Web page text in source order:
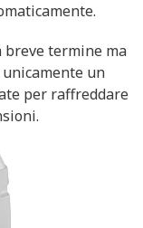
termine ma
un
per raffreddare